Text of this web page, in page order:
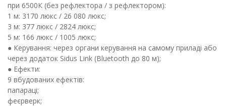
при 6500К (без рефлектора / з рефлектором):
1 м: 3170 люкс / 26 080 люкс;
3 м: 377 люкс / 2824 люкс;
5 м: 166 люкс / 1005 люкс;
● Керування: через органи керування на самому приладі або
через додаток Sidus Link (Bluetooth до 80 м);
● Ефекти:
9 вбудованих ефектів:
папараці;
феєрверк;